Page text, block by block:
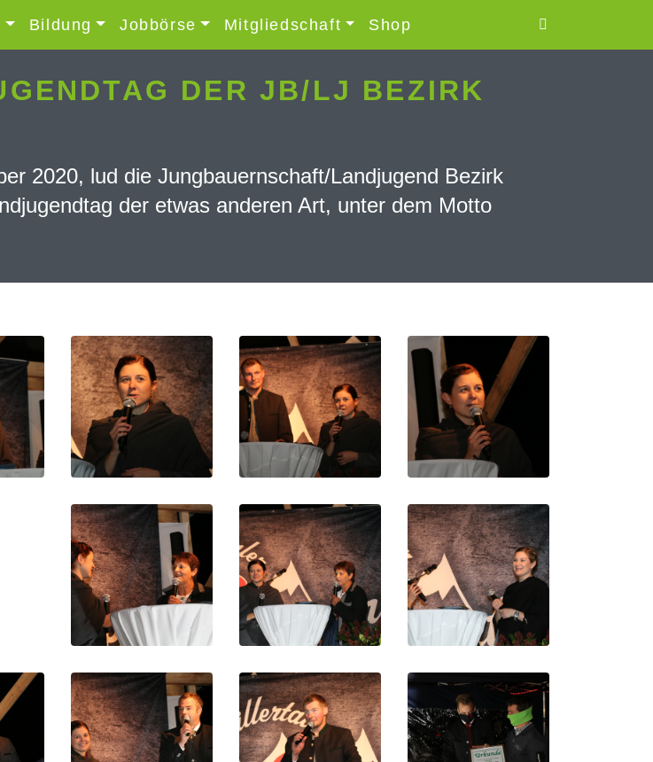
Bildung Jobbörse Mitgliedschaft Shop
DER JB/LJ BEZIRK
2020, lud die Jungbauernschaft/Landjugend Bezirk
der etwas anderen Art, unter dem Motto